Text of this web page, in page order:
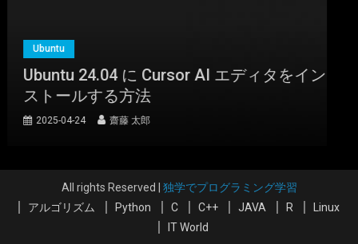
Ubuntu
Ubuntu 24.04 に Cursor AI エディタをイン
ストールする方法
2025-04-24 齋藤 太郎
All rights Reserved | 独学でプログラミング学習
アルゴリズム
Python C C++ JAVA R
Linux
IT World